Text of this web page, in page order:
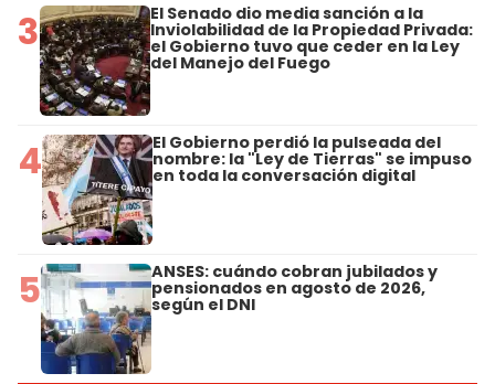
3 El Senado dio media sanción a la
Inviolabilidad de la Propiedad Privada:
el Gobierno tuvo que ceder en la Ley
del Manejo del Fuego
4 El Gobierno perdió la pulseada del
nombre: la "Ley de Tierras" se impuso
en toda la conversación digital
5 ANSES: cuándo cobran jubilados y
pensionados en agosto de 2026,
según el DNI